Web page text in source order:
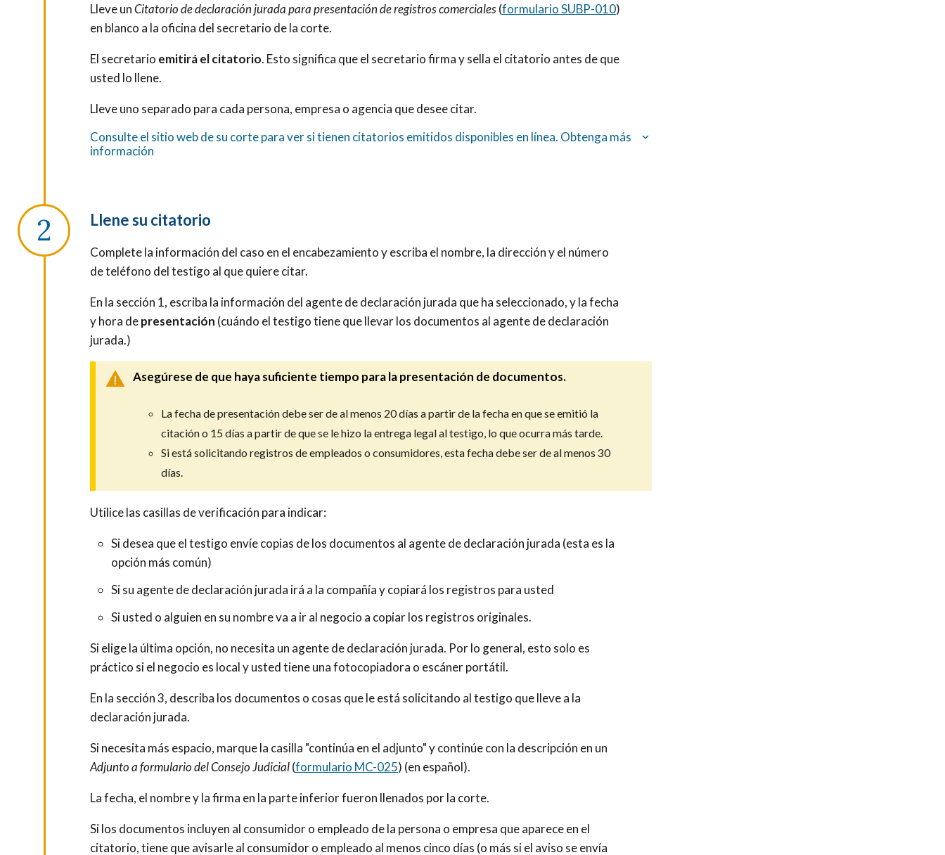
Lleve unCitatorio de declaración jurada para presentación de registros comerciales(formulario SUBP-010)
en blanco a la oficina del secretario de la corte.
El secretario emitirá el citatorio. Esto significa que el secretario firma y sella el citatorio antes de que
usted lo llene.
Lleve uno separado para cada persona, empresa o agencia que desee citar.
Consulte el sitio web de su corte para ver si tienen citatorios emitidos disponibles en línea. Obtenga más
información
Llene su citatorio
Complete la información del caso en el encabezamiento y escriba el nombre, la dirección y el número
de teléfono del testigo al que quiere citar.
En la sección 1, escriba la información del agente de declaración jurada que ha seleccionado, y la fecha
y hora depresentación (cuándo el testigo tiene que llevar los documentos al agente de declaración
jurada.)
Asegúrese de que haya suficiente tiempo para la presentación de documentos.
La fecha de presentación debe ser de al menos 20 días a partir de la fecha en que se emitió la
citación o 15 días a partir de que se le hizo la entrega legal al testigo, lo que ocurra más tarde.
Si está solicitando registros de empleados o consumidores, esta fecha debe ser de al menos 30
días.
Utilice las casillas de verificación para indicar:
Si desea que el testigo envíe copias de los documentos al agente de declaración jurada (esta es la
opción más común)
Si su agente de declaración jurada irá a la compañía y copiará los registros para usted
Si usted o alguien en su nombre va a ir al negocio a copiar los registros originales.
Si elige la última opción, no necesita un agente de declaración jurada. Por lo general, esto solo es
práctico si el negocio es local y usted tiene una fotocopiadora o escáner portátil.
En la sección 3, describa los documentos o cosas que le está solicitando al testigo que lleve a la
declaración jurada.
Si necesita más espacio, marque la casilla "continúa en el adjunto" y continúe con la descripción en un
Adjunto a formulario del Consejo Judicial(formulario MC-025) (en español).
La fecha, el nombre y la firma en la parte inferior fueron llenados por la corte.
Si los documentos incluyen al consumidor o empleado de la persona o empresa que aparece en el
citatorio, tiene que avisarle al consumidor o empleado al menos cinco días (o más si el aviso se envía